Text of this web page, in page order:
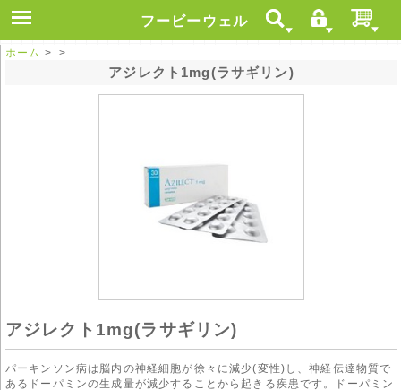
フービーウェル
ホーム > >
アジレクト1mg(ラサギリン)
アジレクト1mg(ラサギリン)
パーキンソン病は脳内の神経細胞が徐々に減少(変性)し、神経伝達物質で
あるドーパミンの生成量が減少することから起きる疾患です。ドーパミン